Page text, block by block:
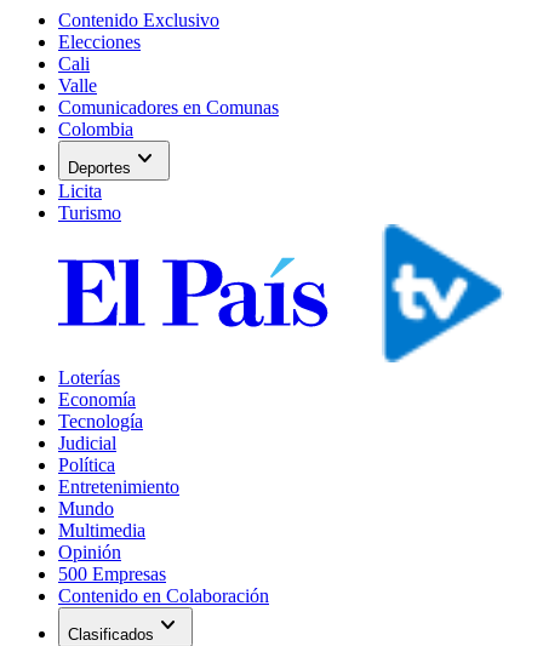
Contenido Exclusivo
Elecciones
Cali
Valle
Comunicadores en Comunas
Colombia
Deportes expand_more
Licita
Turismo
Loterías
Economía
Tecnología
Judicial
Política
Entretenimiento
Mundo
Multimedia
Opinión
500 Empresas
Contenido en Colaboración
Clasificados expand_more